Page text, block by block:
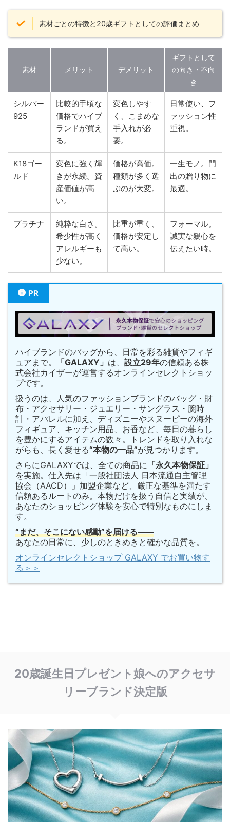
素材ごとの特徴と20歳ギフトとしての評価まとめ
素材 メリット デメリット
ギフトとして
の向き・不向
き
シルバー
925
比較的手頃な
価格でハイブ
ランドが買え
る。
変色しやす
く、こまめな
手入れが必
要。
日常使い、フ
ァッション性
重視。
K18ゴー
ルド
変色に強く輝
きが永続。資
産価値が高
い。
価格が高価。
種類が多く選
ぶのが大変。
一生モノ。門
出の贈り物に
最適。
プラチナ
純粋な白さ。
希少性が高く
アレルギーも
少ない。
比重が重く、
価格が安定し
て高い。
フォーマル。
誠実な親心を
伝えたい時。
PR
ハイブランドのバッグから、日常を彩る雑貨やフィギ
ュアまで。
「GALAXY」 は、 設立29年の信頼ある株
式会社カイザーが運営するオンラインセレクトショッ
プです。
扱うのは、人気のファッションブランドのバッグ・財
布・アクセサリー・ジュエリー・サングラス・腕時
計・アパレルに加え、ディズニーやスヌーピーの海外
フィギュア、キッチン用品、お香など、毎日の暮らし
を豊かにするアイテムの数々。トレンドを取り入れな
がらも、長く愛せる“本物の一品”が見つかります。
さらにGALAXYでは、全ての商品に 「永久本物保証」
を実施。仕入先は「一般社団法人 日本流通自主管理
協会（AACD）」加盟企業など、厳正な基準を満たす
信頼あるルートのみ。本物だけを扱う自信と実績が、
あなたのショッピング体験を安心で特別なものにしま
す。
“まだ、そこにない感動”を届ける——
あなたの日常に、少しのときめきと確かな品質を。
オンラインセレクトショップ GALAXY でお買い物す
る＞＞
20歳誕生日プレゼント娘へのアクセサ
リーブランド決定版